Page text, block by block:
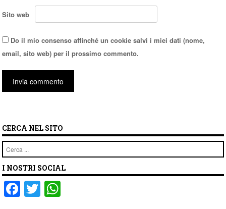
Sito web
Do il mio consenso affinché un cookie salvi i miei dati (nome,
email, sito web) per il prossimo commento.
CERCA NEL SITO
Cerca
I NOSTRI SOCIAL
F T